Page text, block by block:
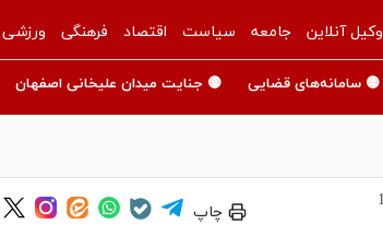
وکیل آنلاین جامعه سیاست اقتصاد فرهنگی ورزشی
🟡 سامانه‌های قضایی 🟡 جنایت میدان علیخانی اصفهان
چاپ